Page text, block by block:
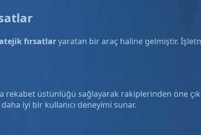
fırsatlaryaratan bir araç haline gelmiştir.
üstünlüğü sağlayarak rakiplerinden öne
iyi bir kullanıcı deneyimi sunar.